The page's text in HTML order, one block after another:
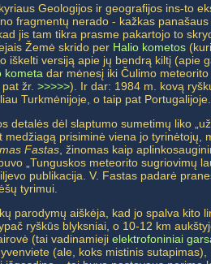
Geologijos ir geografijos ins-to
fragmentų nerado - kažkas
jis tam tikra prasme pakartojo to
Žemė skrido per Halio kometos
iškelti versiją apie jų bendrą kiltį (apie
kometa dar mėnesį iki Čulimo
žr. >>>>>). Ir dar: 1984 m. kovą
Turkmėnijoje, o taip pat Portugalijoje.
detalės dėl slaptumo sumetimų liko
medžiagą prisiminė viena jo tyrinėtojų,
Fastas , žinomas kaip
„Tunguskos meteorito sugriovimų
publikacija. V. Fastas padarė
tyrimui.
parodymų aiškėja, kad jo spalva kito
ryškūs blyksniai, o 10-12 km
(tai vadinamieji elektrofoniniai
(ale, koks mistinis